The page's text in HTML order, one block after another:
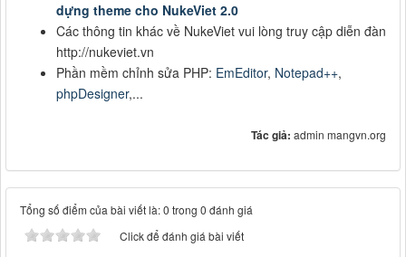
dựng theme cho NukeViet 2.0
Các thông tin khác về NukeViet vui lòng truy cập diễn đàn
http://nukeviet.vn
Phần mềm chỉnh sửa PHP: EmEditor, Notepad++,
phpDesigner,...
Tác giả: admin mangvn.org
Tổng số điểm của bài viết là: 0 trong 0 đánh giá
Click để đánh giá bài viết